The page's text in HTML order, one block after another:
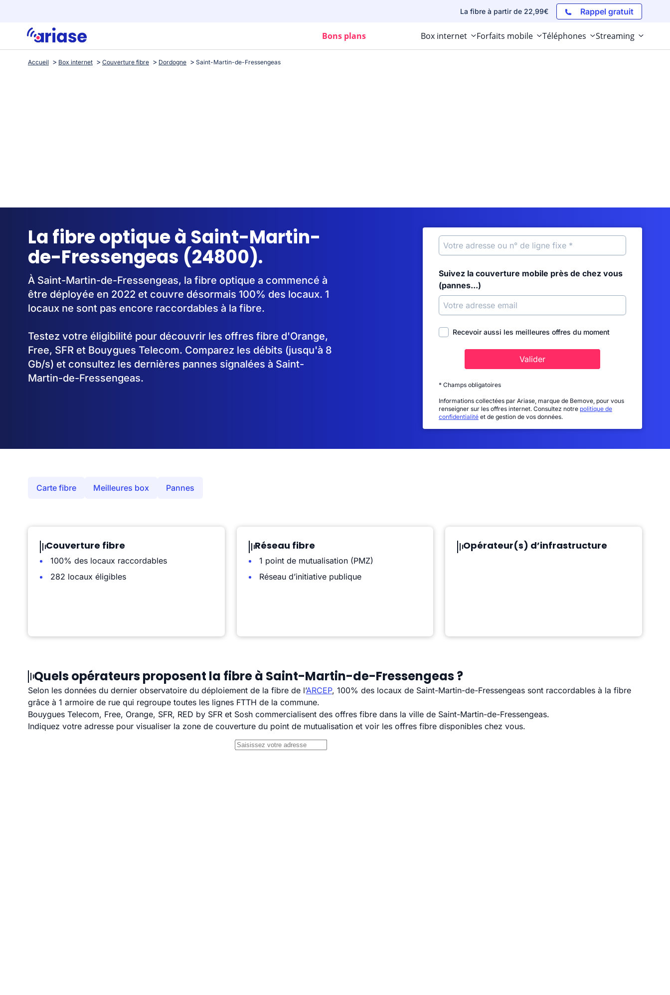
La fibre à partir de 22,99€ Rappel gratuit
Bons plans Box internet Forfaits mobile Téléphones Streaming
Accueil Box internet Couverture fibre Dordogne Saint-Martin-de-Fressengeas
La fibre optique à Saint-Martin-
de-Fressengeas (24800).
À Saint-Martin-de-Fressengeas, la fibre optique a commencé à
être déployée en 2022 et couvre désormais 100% des locaux. 1
locaux ne sont pas encore raccordables à la fibre.
Testez votre éligibilité pour découvrir les offres fibre d'Orange,
Free, SFR et Bouygues Telecom. Comparez les débits (jusqu'à 8
Gb/s) et consultez les dernières pannes signalées à Saint-
Martin-de-Fressengeas.
Suivez la couverture mobile près de chez vous
(pannes...)
Recevoir aussi les meilleures offres du moment
Valider
* Champs obligatoires
Informations collectées par Ariase, marque de Bemove, pour vous
renseigner sur les offres internet. Consultez notre politique de
confidentialité et de gestion de vos données.
Carte fibre Meilleures box Pannes
Couverture fibre
100% des locaux raccordables
282 locaux éligibles
Réseau fibre
1 point de mutualisation (PMZ)
Réseau d’initiative publique
Opérateur(s) d’infrastructure
Quels opérateurs proposent la fibre à Saint-Martin-de-Fressengeas ?
Selon les données du dernier observatoire du déploiement de la fibre de l’ARCEP, 100% des locaux de Saint-Martin-de-Fressengeas sont raccordables à la fibre
grâce à 1 armoire de rue qui regroupe toutes les lignes FTTH de la commune.
Bouygues Telecom, Free, Orange, SFR, RED by SFR et Sosh commercialisent des offres fibre dans la ville de Saint-Martin-de-Fressengeas.
Indiquez votre adresse pour visualiser la zone de couverture du point de mutualisation et voir les offres fibre disponibles chez vous.